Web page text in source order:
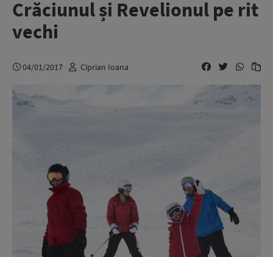
Crăciunul și Revelionul pe rit
vechi
04/01/2017 Ciprian Ioana